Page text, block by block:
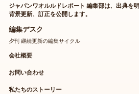
ジャパンワオルルドレポート 編集部は、出典を
背景更新、訂正を公開します。
編集デスク
夕刊 継続更新の編集サイクル
会社概要
お問い合わせ
私たちのストーリー